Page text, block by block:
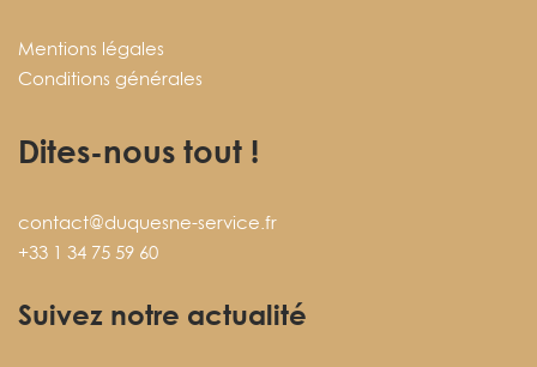
Mentions légales
Conditions générales
Dites-nous tout !
contact@duquesne-service.fr
+33 1 34 75 59 60
Suivez notre actualité